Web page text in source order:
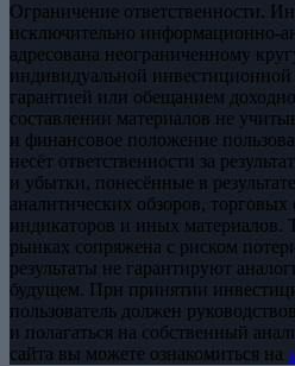
Ограничение ответственности.
исключительно информационно-
адресована неограниченному
индивидуальной инвестиционной
гарантией или обещанием
составлении материалов не
и финансовое положение
несёт ответственности за
и убытки, понесённые в
аналитических обзоров,
индикаторов и иных материалов.
рынках сопряжена с риском
результаты не гарантируют
будущем. При принятии
пользователь должен
и полагаться на собственный
сайта вы можете ознакомиться на